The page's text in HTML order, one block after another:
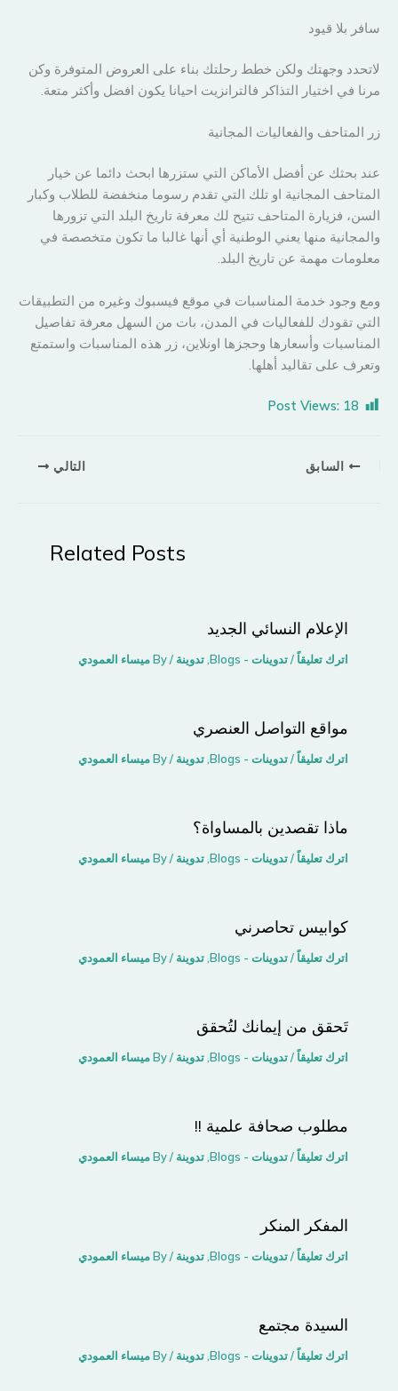
سافر بلا قيود
لاتحدد وجهتك ولكن خطط رحلتك بناء على العروض المتوفرة وكن
مرنا في اختيار التذاكر فالترانزيت احيانا يكون افضل وأكثر متعة.
زر المتاحف والفعاليات المجانية
عند بحثك عن أفضل الأماكن التي ستزرها ابحث دائما عن خيار
المتاحف المجانية او تلك التي تقدم رسوما منخفضة للطلاب وكبار
السن، فزيارة المتاحف تتيح لك معرفة تاريخ البلد التي تزورها
والمجانية منها يعني الوطنية أي أنها غالبا ما تكون متخصصة في
معلومات مهمة عن تاريخ البلد.
ومع وجود خدمة المناسبات في موقع فيسبوك وغيره من التطبيقات
التي تقودك للفعاليات في المدن، بات من السهل معرفة تفاصيل
المناسبات وأسعارها وحجزها اونلاين، زر هذه المناسبات واستمتع
وتعرف على تقاليد أهلها.
Post Views: 18
السابق التالي
Related Posts
الإعلام النسائي الجديد
اترك تعليقاً /تدوينات - Blogs ,تدوينة / By ميساء العمودي
مواقع التواصل اﻟﻌﻨﺼﺮي
اترك تعليقاً /تدوينات - Blogs ,تدوينة / By ميساء العمودي
ماذا تقصدين بالمساواة؟
اترك تعليقاً /تدوينات - Blogs ,تدوينة / By ميساء العمودي
كوابيس تحاصرني
اترك تعليقاً /تدوينات - Blogs ,تدوينة / By ميساء العمودي
تَحقق من إيمانك لتُحقق
اترك تعليقاً /تدوينات - Blogs ,تدوينة / By ميساء العمودي
مطلوب صحافة علمية !!
اترك تعليقاً /تدوينات - Blogs ,تدوينة / By ميساء العمودي
المفكر المنكر
اترك تعليقاً /تدوينات - Blogs ,تدوينة / By ميساء العمودي
السيدة مجتمع
اترك تعليقاً /تدوينات - Blogs ,تدوينة / By ميساء العمودي